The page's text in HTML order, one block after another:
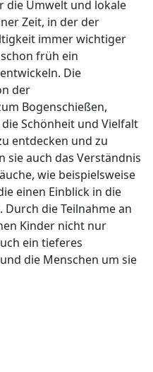
die Umwelt und lokale
Zeit, in der der
immer wichtiger
früh ein
Die
der
Bogenschießen,
Schönheit und Vielfalt
entdecken und zu
sie auch das Verständnis
wie beispielsweise
einen Einblick in die
die Teilnahme an
Kinder nicht nur
ein tieferes
die Menschen um sie